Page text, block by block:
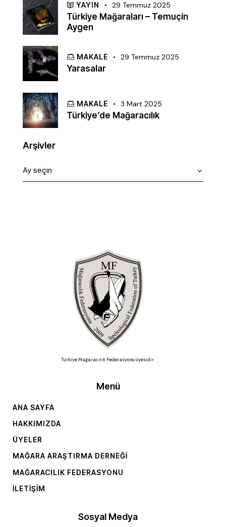
YAYIN 29 Temmuz 2025
Türkiye Mağaraları – Temuçin
Aygen
MAKALE 29 Temmuz 2025
Yarasalar
MAKALE 3 Mart 2025
Türkiye’de Mağaracılık
Arşivler
Türkiye Mağaracılık Federasyonu üyesidir.
Menü
ANA SAYFA
HAKKIMIZDA
ÜYELER
MAĞARA ARAŞTIRMA DERNEĞI
MAĞARACILIK FEDERASYONU
İLETIŞIM
Sosyal Medya